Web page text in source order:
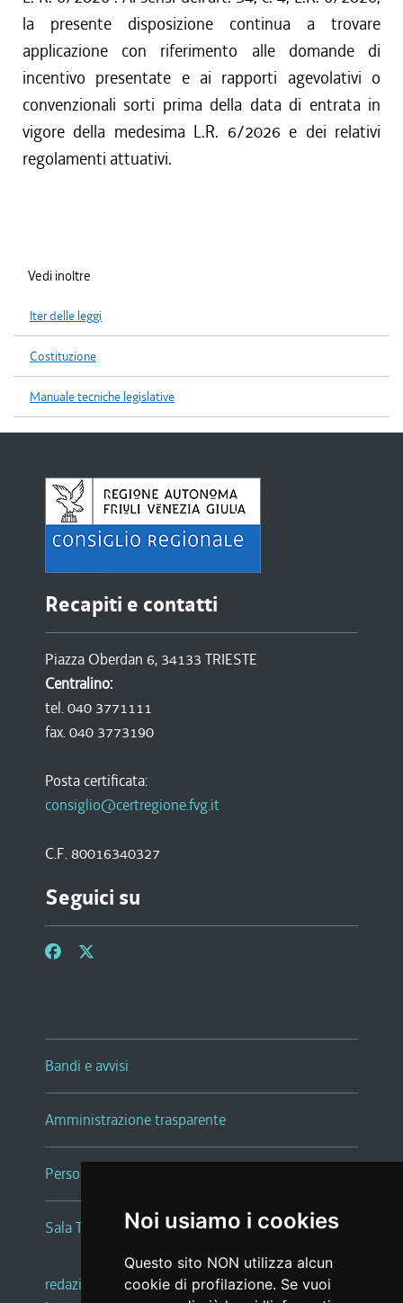
Noi usiamo i cookies
Questo sito NON utilizza alcun
cookie di profilazione. Se vuoi
la presente disposizione continua a trovare
applicazione con riferimento alle domande di
incentivo presentate e ai rapporti agevolativi o
convenzionali sorti prima della data di entrata in
vigore della medesima L.R. 6/2026 e dei relativi
regolamenti attuativi.
Vedi inoltre
Iter delle leggi
Costituzione
Manuale tecniche legislative
Recapiti e contatti
Piazza Oberdan 6, 34133 TRIESTE
Centralino:
tel. 040 3771111
fax. 040 3773190
Posta certificata:
consiglio@certregione.fvg.it
C.F. 80016340327
Seguici su
Bandi e avvisi
Amministrazione trasparente
Persone e Uffici
Sala Tiziano Tessitori
redazione web |note legali |glossario